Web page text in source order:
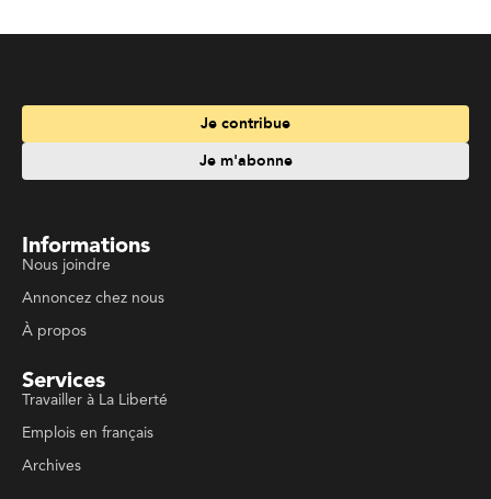
Je contribue
Je m'abonne
Informations
Nous joindre
Annoncez chez nous
À propos
Services
Travailler à La Liberté
Emplois en français
Archives